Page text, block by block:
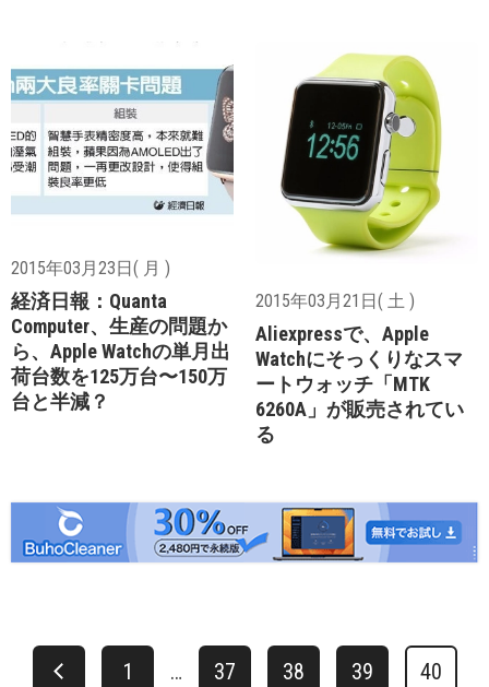
2015年03月23日( 月 )
経済日報：Quanta
Computer、生産の問題か
ら、Apple Watchの単月出
荷台数を125万台〜150万
台と半減？
2015年03月21日( 土 )
Aliexpressで、Apple
Watchにそっくりなスマ
ートウォッチ「MTK
6260A」が販売されてい
る
1 … 37 38 39 40